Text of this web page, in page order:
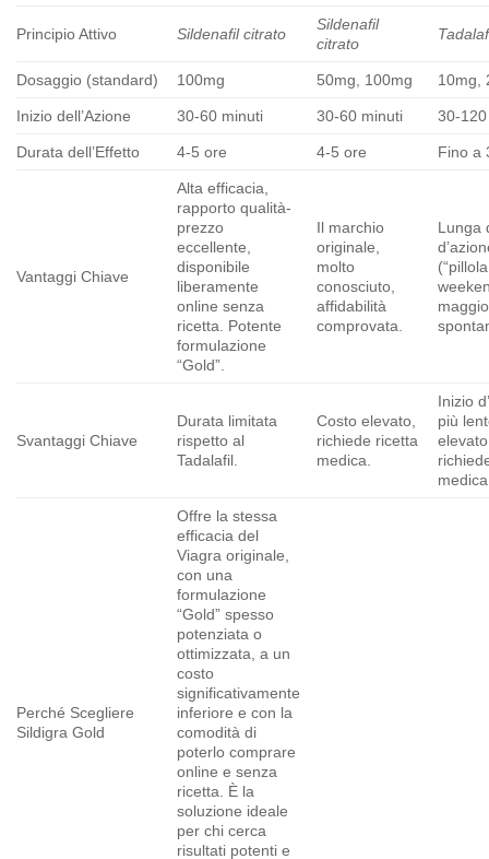
Principio Attivo Sildenafil citrato
Sildenafil
citrato
Dosaggio (standard) 100mg 50mg, 100mg 10mg,
Inizio dell’Azione 30-60 minuti 30-60 minuti 30-
Durata dell’Effetto 4-5 ore 4-5 ore Fino a
Vantaggi Chiave
Alta efficacia,
rapporto qualità-
prezzo
eccellente,
disponibile
liberamente
online senza
ricetta. Potente
formulazione
“Gold”.
Il marchio
originale,
molto
conosciuto,
affidabilità
comprovata.
Lunga
Svantaggi Chiave
Durata limitata
rispetto al
Tadalafil.
Costo elevato,
richiede ricetta
medica.
Inizio
più
Perché Scegliere
Sildigra Gold
Offre la stessa
efficacia del
Viagra originale,
con una
formulazione
“Gold” spesso
potenziata o
ottimizzata, a un
costo
significativamente
inferiore e con la
comodità di
poterlo comprare
online e senza
ricetta. È la
soluzione ideale
per chi cerca
risultati potenti e